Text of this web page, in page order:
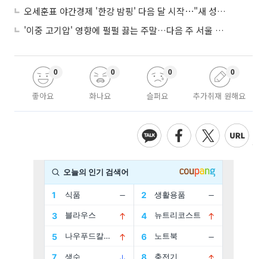
오세훈표 야간경제 '한강 밤핑' 다음 달 시작⋯"새 성장동력 만들 것"
'이중 고기압' 영향에 펄펄 끓는 주말…다음 주 서울 포함 서쪽이 더 덥다
좋아요
0
화나요
0
슬퍼요
0
추가취재 원해요
0